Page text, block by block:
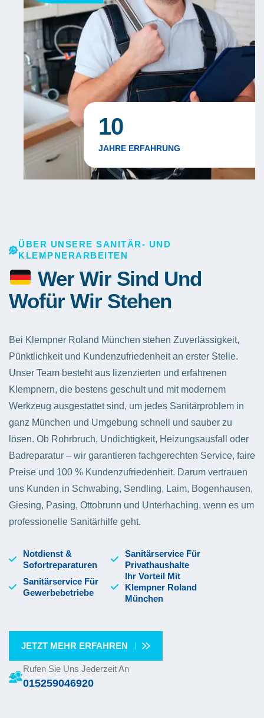
10
JAHRE ERFAHRUNG
ÜBER UNSERE SANITÄR- UND
KLEMPNERARBEITEN
Wer Wir Sind Und
Wofür Wir Stehen
Bei Klempner Roland München stehen Zuverlässigkeit,
Pünktlichkeit und Kundenzufriedenheit an erster Stelle.
Unser Team besteht aus lizenzierten und erfahrenen
Klempnern, die bestens geschult und mit modernem
Werkzeug ausgestattet sind, um jedes Sanitärproblem in
ganz München und Umgebung schnell und sauber zu
lösen. Ob Rohrbruch, Undichtigkeit, Heizungsausfall oder
Badreparatur – wir garantieren fachgerechten Service, faire
Preise und 100 % Kundenzufriedenheit. Darum vertrauen
uns Kunden in Schwabing, Sendling, Laim, Bogenhausen,
Giesing, Pasing, Ottobrunn und Unterhaching, wenn es um
professionelle Sanitärhilfe geht.
Notdienst &
Sofortreparaturen
Sanitärservice Für
Privathaushalte
Sanitärservice Für
Gewerbebetriebe
Ihr Vorteil Mit
Klempner Roland
München
JETZT MEHR ERFAHREN
Rufen Sie Uns Jederzeit An
015259046920